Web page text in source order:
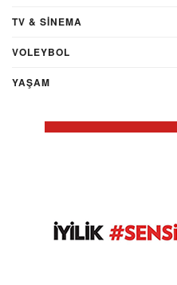
TV & SINEMA
VOLEYBOL
YAŞAM